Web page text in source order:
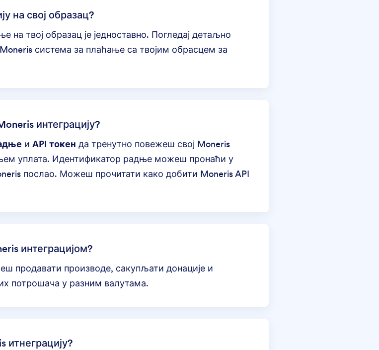
на свој образац?
твој образац је једноставно. Погледај детаљно
Moneris система за плаћање са твојим обрасцем за
интеграцију?
и API токен да тренутно повежеш свој Moneris
уплата. Идентификатор радње можеш пронаћи у
послао. Можеш прочитати како добити Moneris API
интеграцијом?
продавати производе, сакупљати донације и
потрошача у разним валутама.
итнеграцију?